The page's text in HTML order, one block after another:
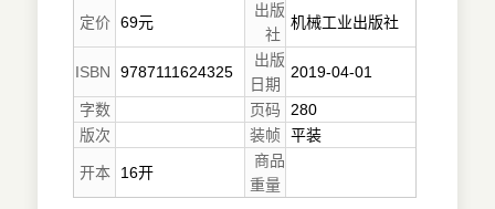
定价 69元
出版
社
机械工业出版社
ISBN 9787111624325
出版
日期
2019-04-01
字数 页码
280
版次
装帧 平装
开本 16开
商品
重量